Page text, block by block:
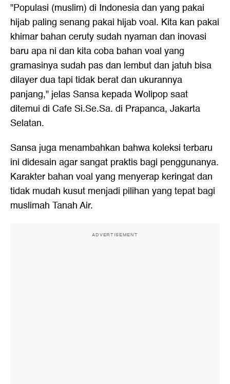
"Populasi (muslim) di Indonesia dan yang pakai
hijab paling senang pakai hijab voal. Kita kan pakai
khimar bahan ceruty sudah nyaman dan inovasi
baru apa ni dan kita coba bahan voal yang
gramasinya sudah pas dan lembut dan jatuh bisa
dilayer dua tapi tidak berat dan ukurannya
panjang," jelas Sansa kepada Wolipop saat
ditemui di Cafe Si.Se.Sa. di Prapanca, Jakarta
Selatan.
Sansa juga menambahkan bahwa koleksi terbaru
ini didesain agar sangat praktis bagi penggunanya.
Karakter bahan voal yang menyerap keringat dan
tidak mudah kusut menjadi pilihan yang tepat bagi
muslimah Tanah Air.
ADVERTISEMENT